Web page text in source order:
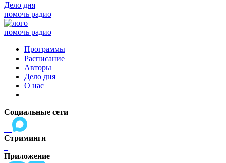
Дело дня
помочь радио
помочь радио
Программы
Расписание
Авторы
Дело дня
О нас
Социальные сети
Стриминги
Приложение